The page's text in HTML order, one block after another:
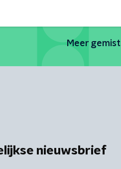
Meer gemist
nieuwsbrief